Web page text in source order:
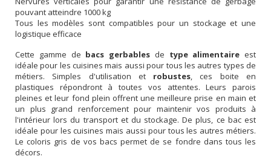
pouvant atteindre 1000 kg
Tous les modèles sont compatibles pour un stockage et une
logistique efficace
Cette gamme de bacs gerbables de type alimentaire est
idéale pour les cuisines mais aussi pour tous les autres types de
métiers. Simples d'utilisation et robustes, ces boite en
plastiques répondront à toutes vos attentes. Leurs parois
pleines et leur fond plein offrent une meilleure prise en main et
un plus grand renforcement pour maintenir vos produits à
l'intérieur lors du transport et du stockage. De plus, ce bac est
idéale pour les cuisines mais aussi pour tous les autres métiers.
Le coloris gris de vos bacs permet de se fondre dans tous les
décors.